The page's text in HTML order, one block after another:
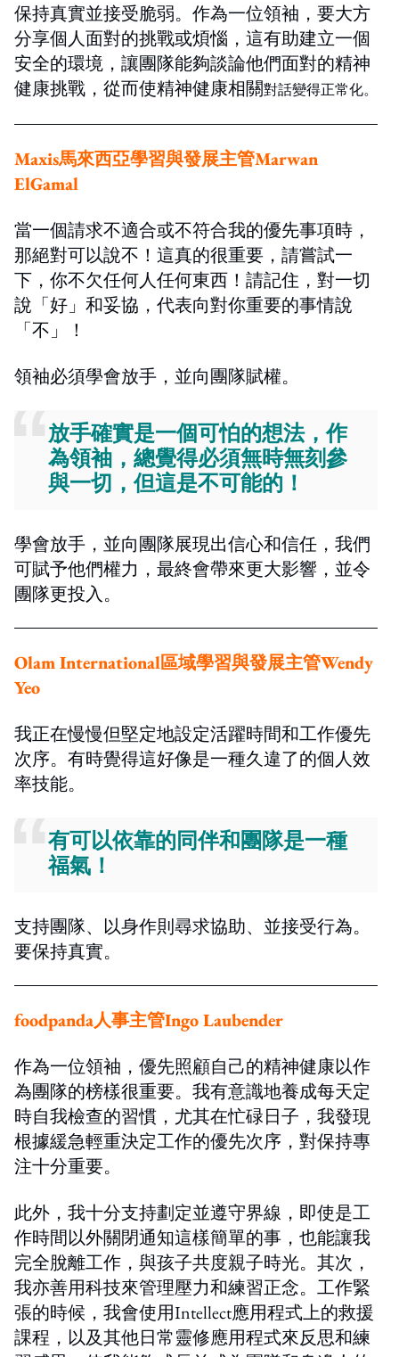
保持真實並接受脆弱。作為一位領袖，要大方
分享個人面對的挑戰或煩惱，這有助建立一個
安全的環境，讓團隊能夠談論他們面對的精神
健康挑戰，從而使精神健康相關對話變得正常化。
Maxis馬來西亞學習與發展主管Marwan
ElGamal
當一個請求不適合或不符合我的優先事項時，
那絕對可以說不！這真的很重要，請嘗試一
下，你不欠任何人任何東西！請記住，對一切
說「好」和妥協，代表向對你重要的事情說
「不」！
領袖必須學會放手，並向團隊賦權。
放手確實是一個可怕的想法，作
為領袖，總覺得必須無時無刻參
與一切，但這是不可能的！
學會放手，並向團隊展現出信心和信任，我們
可賦予他們權力，最終會帶來更大影響，並令
團隊更投入。
Olam International區域學習與發展主管Wendy
Yeo
我正在慢慢但堅定地設定活躍時間和工作優先
次序。有時覺得這好像是一種久違了的個人效
率技能。
有可以依靠的同伴和團隊是一種
福氣！
支持團隊、以身作則尋求協助、並接受行為。
要保持真實。
foodpanda人事主管Ingo Laubender
作為一位領袖，優先照顧自己的精神健康以作
為團隊的榜樣很重要。我有意識地養成每天定
時自我檢查的習慣，尤其在忙碌日子，我發現
根據緩急輕重決定工作的優先次序，對保持專
注十分重要。
此外，我十分支持劃定並遵守界線，即使是工
作時間以外關閉通知這樣簡單的事，也能讓我
完全脫離工作，與孩子共度親子時光。其次，
我亦善用科技來管理壓力和練習正念。工作緊
張的時候，我會使用Intellect應用程式上的救援
課程，以及其他日常靈修應用程式來反思和練